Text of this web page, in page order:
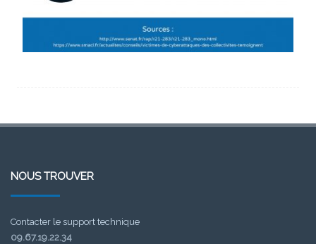
NOUS TROUVER
Contacter le support technique
09.67.19.22.34